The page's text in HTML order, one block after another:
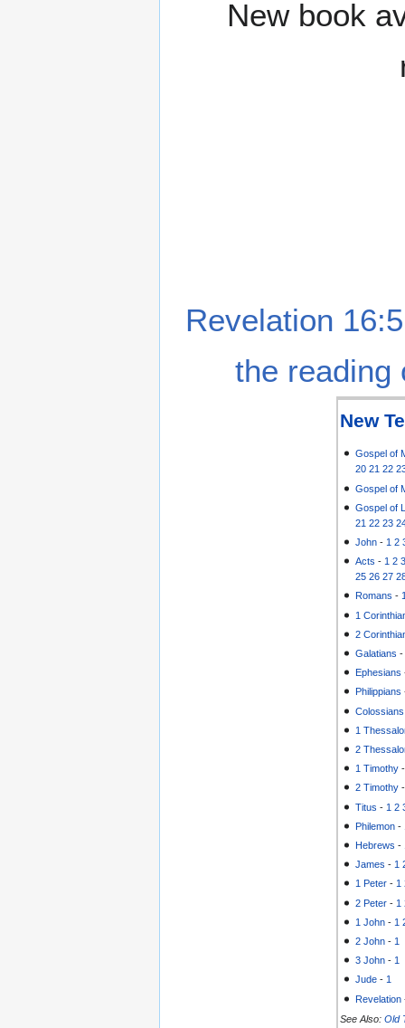
New book
Revelation
the reading
New
Gospel of
20 21 22
Gospel of
Gospel of
21 22 23
John - 1 2
Acts - 1 2
25 26 27
Romans -
1
2
Galatians
Ephesians
Philippians
Colossians
1
2
1 Timothy
2 Timothy
Titus - 1 2
Philemon -
Hebrews -
James - 1
1 Peter -1
2 Peter - 1
1 John - 1
2 John - 1
3 John - 1
Jude -1
Revelation
See Also: Old